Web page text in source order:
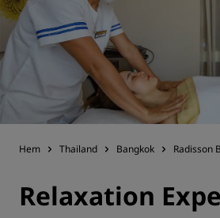
Hem Thailand Bangkok Radisson
Relaxation